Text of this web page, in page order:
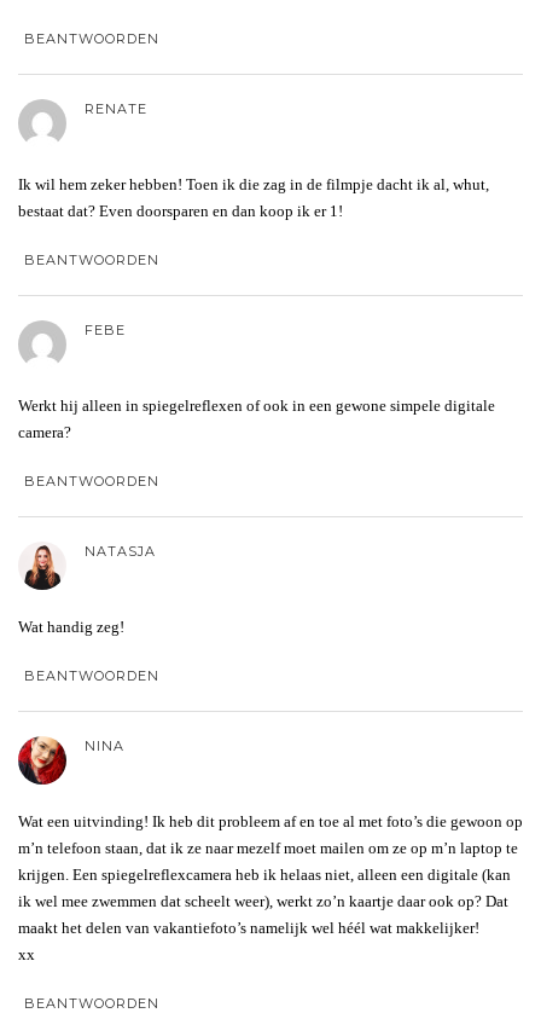
BEANTWOORDEN
RENATE
Ik wil hem zeker hebben! Toen ik die zag in de filmpje dacht ik al, whut,
bestaat dat? Even doorsparen en dan koop ik er 1!
BEANTWOORDEN
FEBE
Werkt hij alleen in spiegelreflexen of ook in een gewone simpele digitale
camera?
BEANTWOORDEN
NATASJA
Wat handig zeg!
BEANTWOORDEN
NINA
Wat een uitvinding! Ik heb dit probleem af en toe al met foto’s die gewoon op
m’n telefoon staan, dat ik ze naar mezelf moet mailen om ze op m’n laptop te
krijgen. Een spiegelreflexcamera heb ik helaas niet, alleen een digitale (kan
ik wel mee zwemmen dat scheelt weer), werkt zo’n kaartje daar ook op? Dat
maakt het delen van vakantiefoto’s namelijk wel héél wat makkelijker!
xx
BEANTWOORDEN